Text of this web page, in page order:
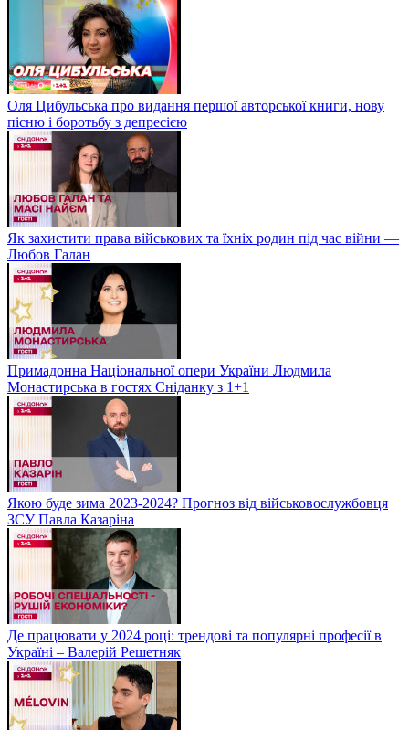
Оля Цибульська про видання першої авторської книги, нову
пісню і боротьбу з депресією
Як захистити права військових та їхніх родин під час війни —
Любов Галан
Примадонна Національної опери України Людмила
Монастирська в гостях Сніданку з 1+1
Якою буде зима 2023-2024? Прогноз від військовослужбовця
ЗСУ Павла Казаріна
Де працювати у 2024 році: трендові та популярні професії в
Україні – Валерій Решетняк